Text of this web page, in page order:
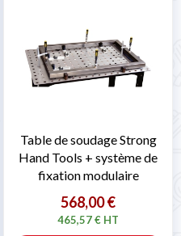
Table de soudage Strong
Hand Tools + système de
fixation modulaire
568,00 €
465,57 € HT